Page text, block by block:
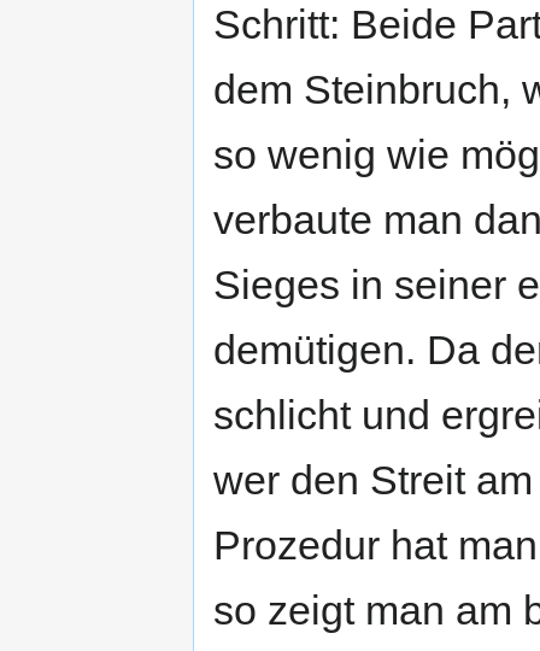
Schritt: Beide
dem Steinbruch,
so wenig wie
verbaute man
Sieges in seiner
demütigen. Da
schlicht und
wer den Streit
Prozedur hat
so zeigt man am